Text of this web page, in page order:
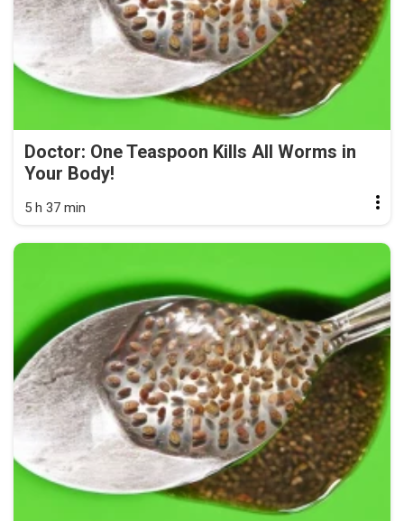
Doctor: One Teaspoon Kills All Worms in
Your Body!
5 h 37 min